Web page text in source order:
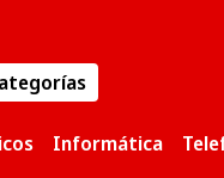
Informática